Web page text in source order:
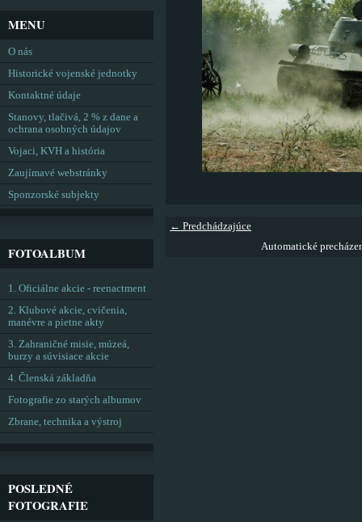
← Predchádzajúce
Automatické
MENU
O nás
Historické vojenské jednotky
Kontaktné údaje
Stanovy, tlačivá, 2 % z dane a
ochrana osobných údajov
Vojaci, KVH a história
Zaujímavé webstránky
Sponzorské subjekty
FOTOALBUM
1. Oficiálne akcie - reenactment
2. Klubové akcie, cvičenia,
manévre a pietne akty
3. Zahraničné misie, múzeá,
burzy a súvisiace akcie
4. Členská základňa
Fotografie zo starých albumov
Zbrane, technika a výstroj
POSLEDNÉ
FOTOGRAFIE